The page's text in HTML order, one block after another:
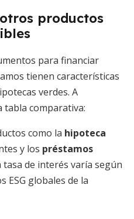
productos
para financiar
tienen características
verdes. A
tabla comparativa:
como la hipoteca
y los préstamos
tasa de interés varía según
ESG globales de la